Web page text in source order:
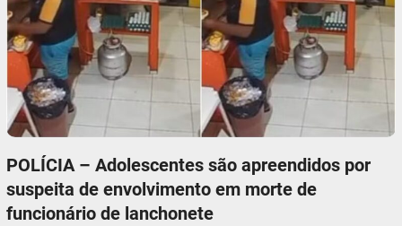
POLÍCIA – Adolescentes são apreendidos por
suspeita de envolvimento em morte de
funcionário de lanchonete